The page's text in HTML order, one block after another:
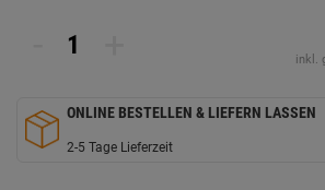
inkl.
ONLINE BESTELLEN & LIEFERN LASSEN
2-5 Tage Lieferzeit